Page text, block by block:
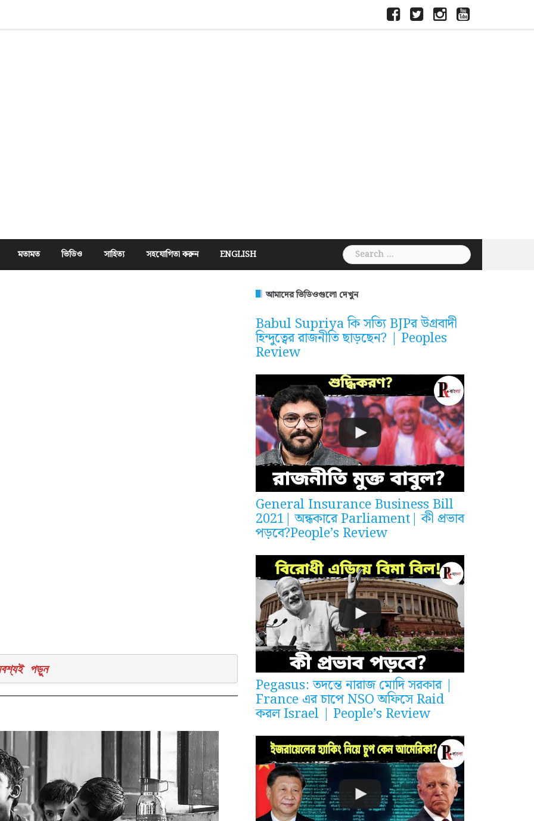
ফেসবুকটুইটারইন্সতাগ্রামইউটিউব
মতামত ভিডিও সাহিত্য সহযোগিতা করুন ENGLISH
Search
for:
পড়ুন
আমাদের ভিডিওগুলো দেখুন
Babul Supriya কি সত্যি BJPর উগ্রবাদী
হিন্দুত্বের রাজনীতি ছাড়ছেন? | Peoples
Review
General Insurance Business Bill
2021| অন্ধকারে Parliament| কী প্রভাব
পড়বে?People’s Review
Pegasus: তদন্তে নারাজ মোদি সরকার |
France এর চাপে NSO অফিসে Raid
করল Israel | People’s Review